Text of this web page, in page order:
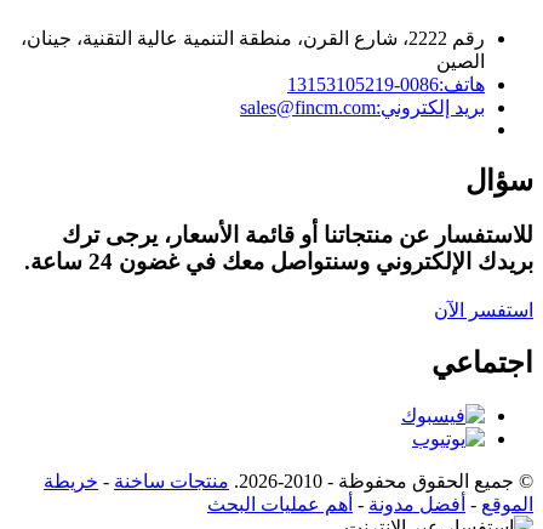
رقم 2222، شارع القرن، منطقة التنمية عالية التقنية، جينان،
الصين
هاتف:0086-13153105219
بريد إلكتروني:sales@fincm.com
سؤال
للاستفسار عن منتجاتنا أو قائمة الأسعار، يرجى ترك
بريدك الإلكتروني وسنتواصل معك في غضون 24 ساعة.
استفسر الآن
اجتماعي
© جميع الحقوق محفوظة - 2010-2026. منتجات ساخنة - خريطة
الموقع - أفضل مدونة - أهم عمليات البحث